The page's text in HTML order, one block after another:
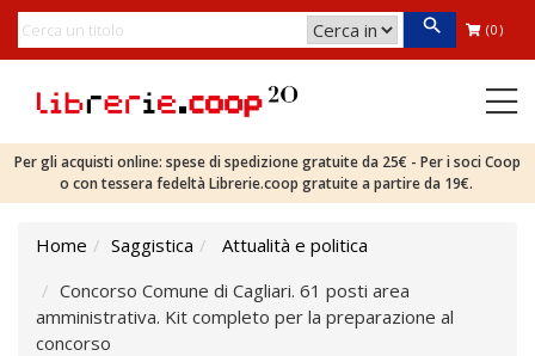
(0)
Per gli acquisti online: spese di spedizione gratuite da 25€ - Per i soci Coop
o con tessera fedeltà Librerie.coop gratuite a partire da 19€.
Home Saggistica
Attualità e politica
Concorso Comune di Cagliari. 61 posti area
amministrativa. Kit completo per la preparazione al
concorso